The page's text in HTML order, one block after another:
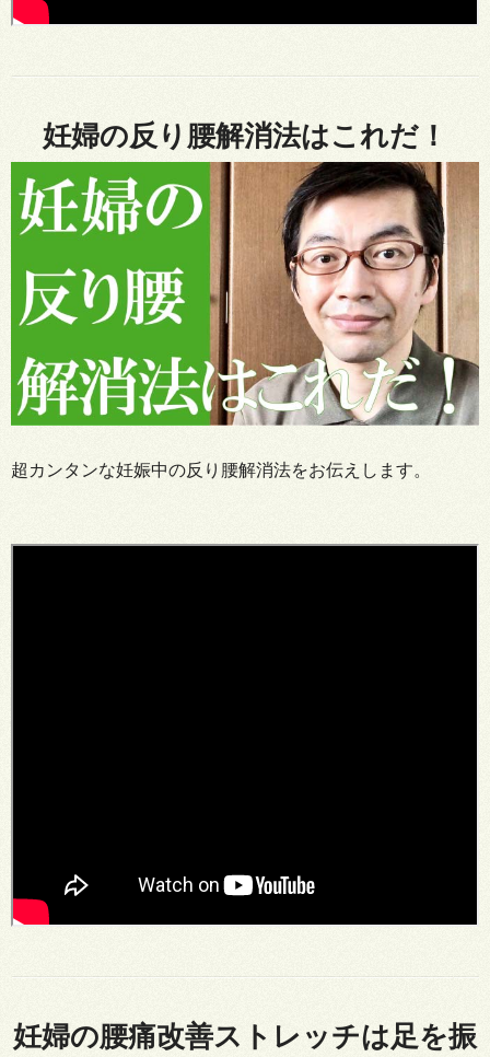
妊婦の反り腰解消法はこれだ！
超カンタンな妊娠中の反り腰解消法をお伝えします。
妊婦の腰痛改善ストレッチは足を振